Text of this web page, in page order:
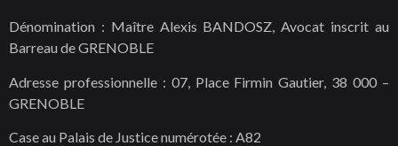
Dénomination : Maître Alexis BANDOSZ, Avocat inscrit au
Barreau de GRENOBLE
Adresse professionnelle : 07, Place Firmin Gautier, 38 000 –
GRENOBLE
Case au Palais de Justice numérotée : A82